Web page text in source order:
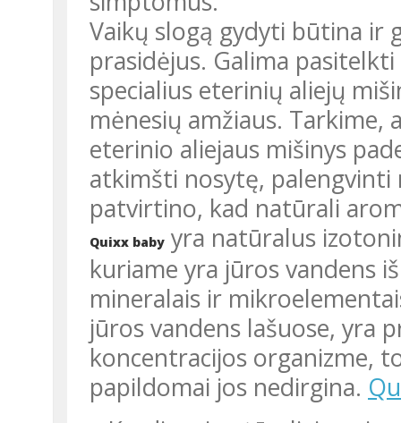
Vaikų slogą gydyti būtina ir geriausia tai daryti vos tik jai
prasidėjus. Galima
specialius eterinių aliejų
mėnesių amžiaus.
eterinio aliejaus mišinys
atkimšti nosytę, palengvinti
patvirtino, kad natūrali
Quixx baby yra natūralus
kuriame yra jūros vandens
mineralais ir
jūros vandens lašuose, yra
koncentracijos organizme,
papildomai jos nedirgina.